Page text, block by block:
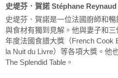
「《法式小酒館美食圖譜》不僅
一本令人看了會食慾大開、想找
──台灣首位香檳大師—林才右（
「好菜 好酒 好時光  小餐酒館全
為所有人而開的安寧之地又贏了
隔天，這種小酒館精神就會飄進
有它的影子。我們將撲向這種極
人的嘴角。這是一種滋味豐滿、
要求再來一次……
史堤芬．賀諾 Stéphane Reynaud
史堤芬．賀諾是一位法國廚師和
與食材有獨到見解。他與妻子和
年度法國食譜大獎（French Cook
la Nuit du Livre）等各項大獎。他
The Splendid Table。